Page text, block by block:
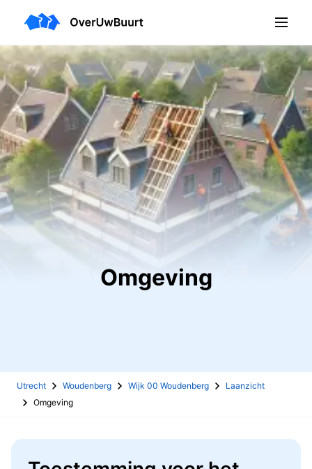
Omgeving
Utrecht Woudenberg Wijk 00 Woudenberg
Laanzicht
Omgeving